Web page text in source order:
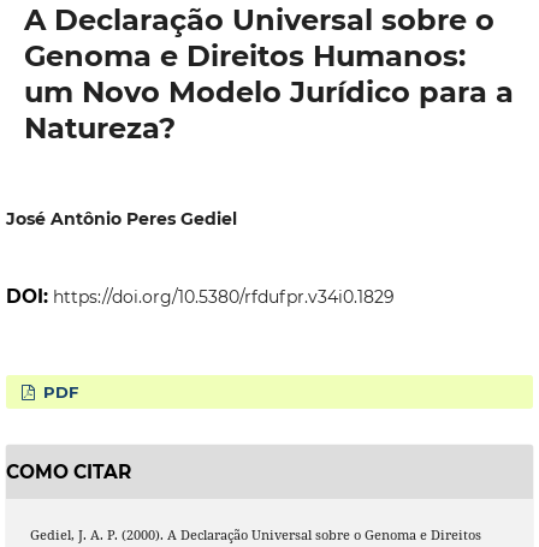
A Declaração Universal sobre o
Genoma e Direitos Humanos:
um Novo Modelo Jurídico para a
Natureza?
José Antônio Peres Gediel
DOI: https://doi.org/10.5380/rfdufpr.v34i0.1829
PDF
COMO CITAR
Gediel, J. A. P. (2000). A Declaração Universal sobre o Genoma e Direitos